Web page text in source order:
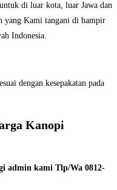
di luar kota, luar Jawa dan
yang Kami tangani di hampir
Indonesia.
dengan kesepakatan pada
Kanopi
admin kami Tlp/Wa 0812-